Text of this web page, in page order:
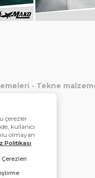
- Tekne
çerezler
kullanıcı
olmayan
Politikası